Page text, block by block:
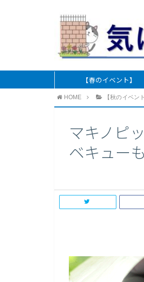
【春のイベント】
HOME 【秋のイベン
マキノピ
ベキュー